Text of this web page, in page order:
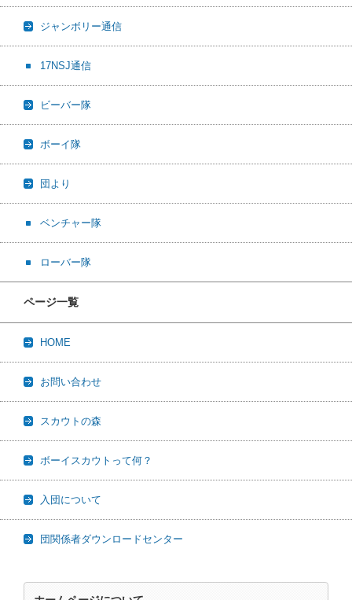
ジャンボリー通信
17NSJ通信
ビーバー隊
ボーイ隊
団より
ベンチャー隊
ローバー隊
ページ一覧
HOME
お問い合わせ
スカウトの森
ボーイスカウトって何？
入団について
団関係者ダウンロードセンター